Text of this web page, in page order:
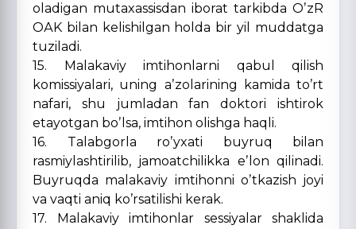
oladigan mutaxassisdan iborat tarkibda OʼzR
OАK bilan kelishilgan holda bir yil mud­datga
tuziladi.
15. Malakaviy imtihonlarni qabul qilish
komissiyalari, uning aʼzolarining kamida toʼrt
nafari, shu jumladan fan doktori ishtirok
etayotgan boʼlsa, imtihon olishga haqli.
16. Talabgorla roʼyxati buyruq bilan
rasmiylashtirilib, jamoatchilikka eʼlon qilinadi.
Buyruqda malakaviy imtihonni oʼtkazish joyi
va vaqti aniq koʼrsatilishi kerak.
17. Malakaviy imtihonlar sessiyalar shaklida